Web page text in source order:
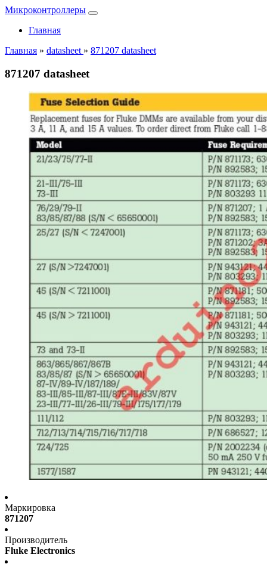
Микроконтроллеры
Главная
Главная » datasheet » 871207 datasheet
871207 datasheet
Маркировка
871207
Производитель
Fluke Electronics